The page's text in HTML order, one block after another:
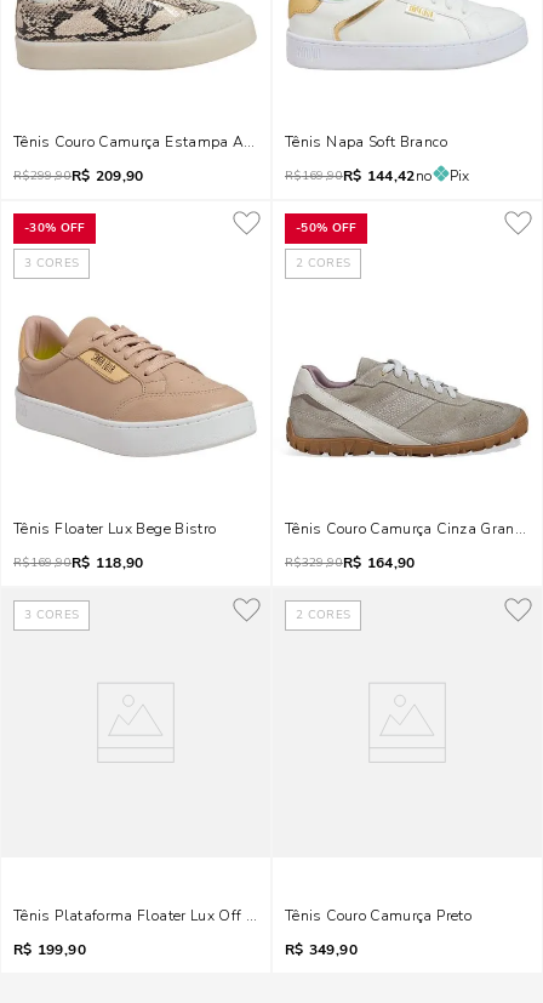
Tênis Couro Camurça Estampa Animal Print Cobra Cinza Alvejado
R$299,90R$ 209,90
Tênis Napa Soft Branco
R$169,90R$ 144,42no Pix
-30% OFF
3 CORES
Tênis Floater Lux Bege Bistro
R$169,90R$ 118,90
-50% OFF
2 CORES
Tênis Couro Camurça Cinza Granito
R$329,90R$ 164,90
3 CORES
Tênis Plataforma Floater Lux Off White Recortes
R$ 199,90
2 CORES
Tênis Couro Camurça Preto
R$ 349,90